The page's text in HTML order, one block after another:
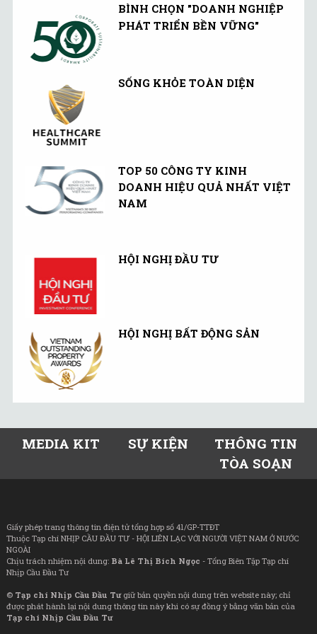
BÌNH CHỌN "DOANH NGHIỆP
PHÁT TRIỂN BỀN VỮNG"
SỐNG KHỎE TOÀN DIỆN
TOP 50 CÔNG TY KINH
DOANH HIỆU QUẢ NHẤT VIỆT
NAM
HỘI NGHỊ ĐẦU TƯ
HỘI NGHỊ BẤT ĐỘNG SẢN
MEDIA KIT SỰ KIỆN
THÔNG TIN
TÒA SOẠN
Giấy phép trang thông tin điện tử tổng hợp số 41/GP-TTĐT
Thuộc Tạp chí NHỊP CẦU ĐẦU TƯ - HỘI LIÊN LẠC VỚI NGƯỜI VIỆT NAM Ở NƯỚC
NGOÀI
Chịu trách nhiệm nội dung: Bà Lê Thị Bích Ngọc - Tổng Biên Tập Tạp chí
Nhịp Cầu Đầu Tư
© Tạp chí Nhịp Cầu Đầu Tưgiữ bản quyền nội dung trên website này; chỉ
được phát hành lại nội dung thông tin này khi có sự đồng ý bằng văn bản của
Tạp chí Nhịp Cầu Đầu Tư